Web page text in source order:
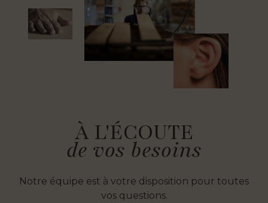
À L'ÉCOUTE
de vos besoins
Notre équipe est à votre disposition pour toutes
vos questions.